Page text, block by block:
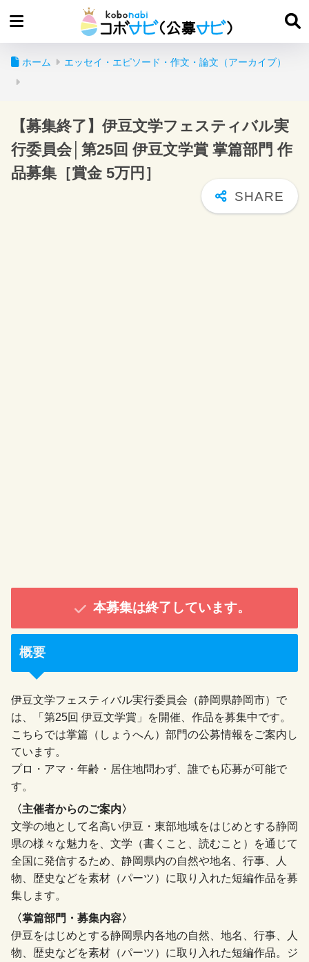
ホーム エッセイ・エピソード・作文・論文（アーカイブ）
【募集終了】伊豆文学フェスティバル実
行委員会│第25回 伊豆文学賞 掌篇部門 作
品募集［賞金 5万円］
本募集は終了しています。
概要
伊豆文学フェスティバル実行委員会（静岡県静岡市）で
は、「第25回 伊豆文学賞」を開催、作品を募集中です。
こちらでは掌篇（しょうへん）部門の公募情報をご案内し
ています。
プロ・アマ・年齢・居住地問わず、誰でも応募が可能で
す。
〈主催者からのご案内〉
文学の地として名高い伊豆・東部地域をはじめとする静岡
県の様々な魅力を、文学（書くこと、読むこと）を通じて
全国に発信するため、静岡県内の自然や地名、行事、人
物、歴史などを素材（パーツ）に取り入れた短編作品を募
集します。
〈掌篇部門・募集内容〉
伊豆をはじめとする静岡県内各地の自然、地名、行事、人
物、歴史などを素材（パーツ）に取り入れた短編作品。ジ